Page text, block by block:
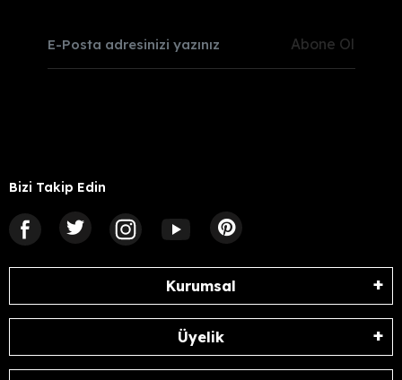
Abone Ol
Bizi Takip Edin
Kurumsal
Üyelik